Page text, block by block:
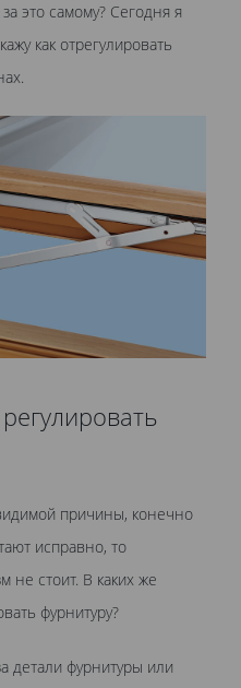
это самому? Сегодня я
как отрегулировать
причины, конечно
исправно, то
не стоит. В каких же
фурнитуру?
детали фурнитуры или